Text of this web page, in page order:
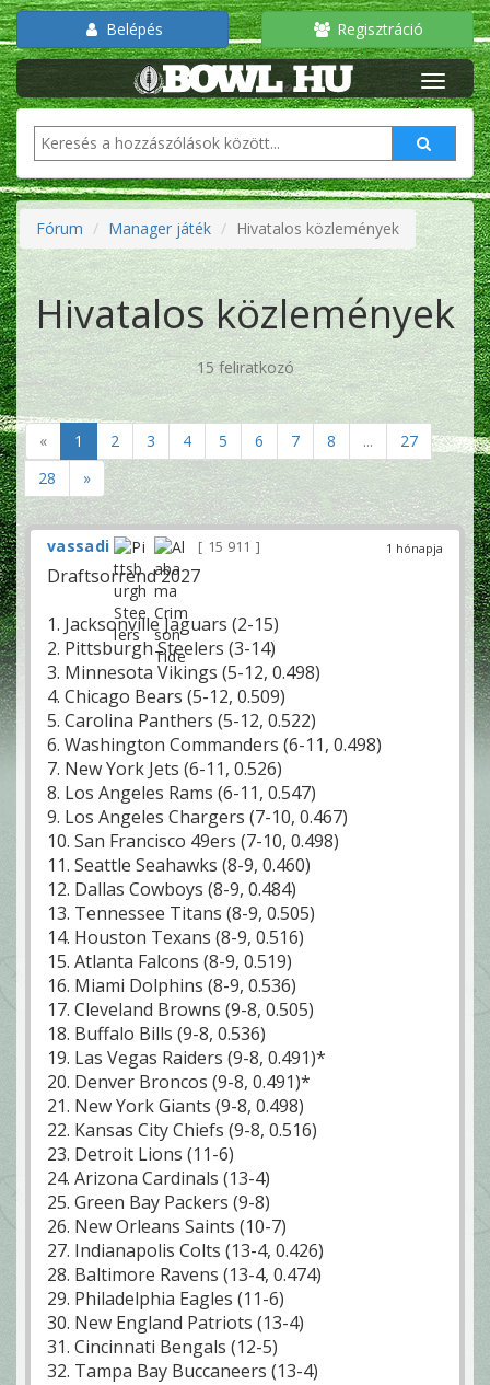
Belépés Regisztráció
Fórum Manager játék Hivatalos közlemények
Hivatalos közlemények
15 feliratkozó
« 1 2 3 4 5 6 7 8 ...
27
28
»
1 hónapja
vassadi 15 911
Draftsorrend 2027
1. Jacksonville Jaguars (2-15)
2. Pittsburgh Steelers (3-14)
3. Minnesota Vikings (5-12, 0.498)
4. Chicago Bears (5-12, 0.509)
5. Carolina Panthers (5-12, 0.522)
6. Washington Commanders (6-11, 0.498)
7. New York Jets (6-11, 0.526)
8. Los Angeles Rams (6-11, 0.547)
9. Los Angeles Chargers (7-10, 0.467)
10. San Francisco 49ers (7-10, 0.498)
11. Seattle Seahawks (8-9, 0.460)
12. Dallas Cowboys (8-9, 0.484)
13. Tennessee Titans (8-9, 0.505)
14. Houston Texans (8-9, 0.516)
15. Atlanta Falcons (8-9, 0.519)
16. Miami Dolphins (8-9, 0.536)
17. Cleveland Browns (9-8, 0.505)
18. Buffalo Bills (9-8, 0.536)
19. Las Vegas Raiders (9-8, 0.491)*
20. Denver Broncos (9-8, 0.491)*
21. New York Giants (9-8, 0.498)
22. Kansas City Chiefs (9-8, 0.516)
23. Detroit Lions (11-6)
24. Arizona Cardinals (13-4)
25. Green Bay Packers (9-8)
26. New Orleans Saints (10-7)
27. Indianapolis Colts (13-4, 0.426)
28. Baltimore Ravens (13-4, 0.474)
29. Philadelphia Eagles (11-6)
30. New England Patriots (13-4)
31. Cincinnati Bengals (12-5)
32. Tampa Bay Buccaneers (13-4)